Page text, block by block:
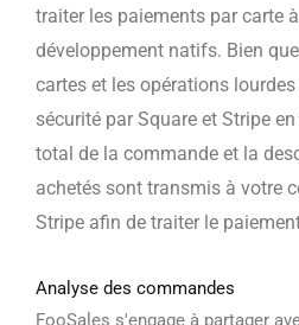
traiter les paiements par carte
développement natifs. Bien
cartes et les opérations
sécurité par Square et Stripe
total de la commande et la
achetés sont transmis à votre
Stripe afin de traiter le
Analyse des commandes
FooSales s'engage à partager